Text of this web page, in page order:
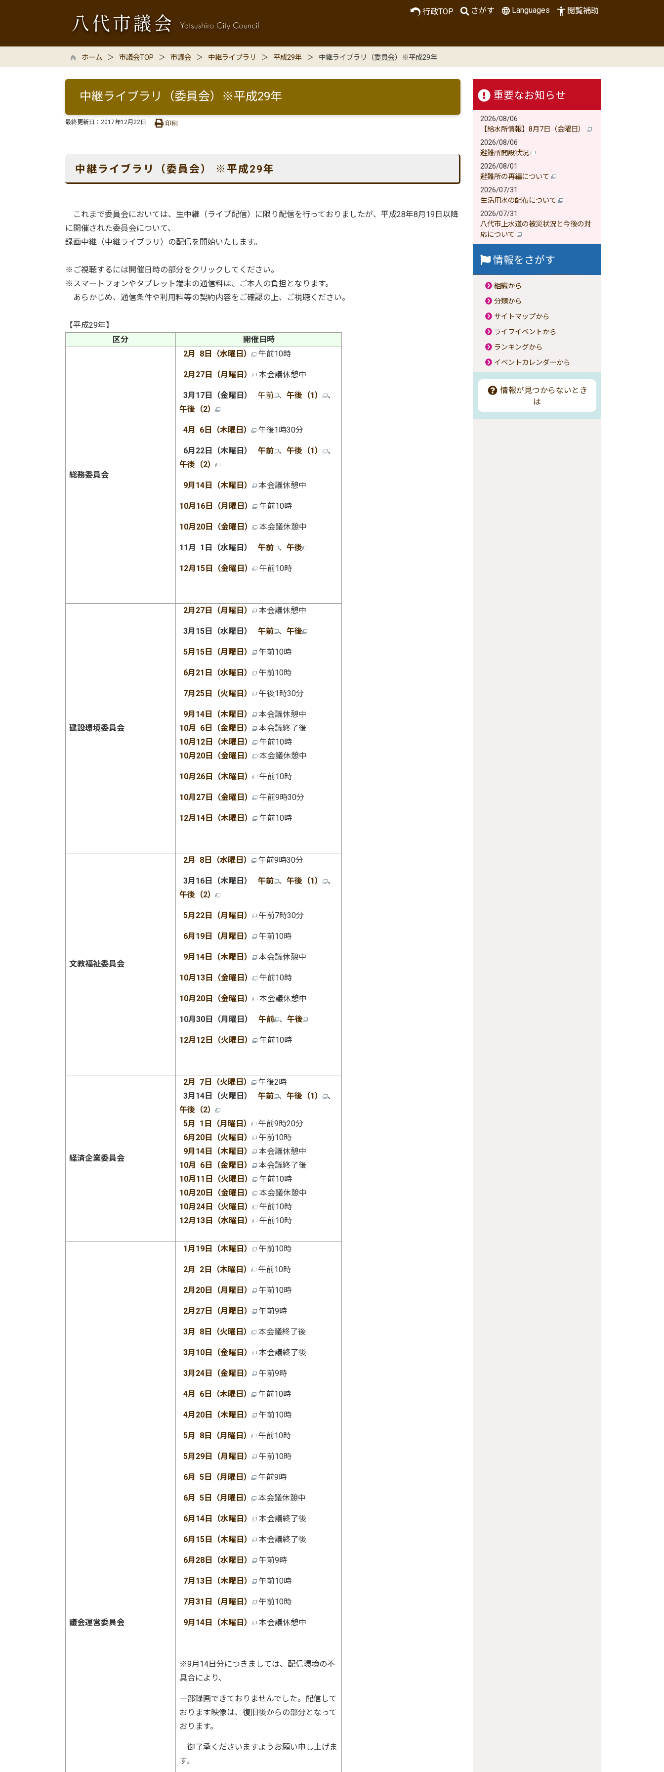
行政TOP さがす Languages 閲覧補助
ホーム 市議会TOP 市議会 中継ライブラリ 平成29年 中継ライブラリ（委員会）※平成29年
中継ライブラリ（委員会）※平成29年
最終更新日： 2017年12月22日 印刷
中継ライブラリ（委員会） ※平成29年
これまで委員会においては、生中継（ライブ配信）に限り配信を行っておりましたが、平成28年8月19日以降
に開催された委員会について、
録画中継（中継ライブラリ）の配信を開始いたします。
※ご視聴するには開催日時の部分をクリックしてください。
※スマートフォンやタブレット端末の通信料は、ご本人の負担となります。
あらかじめ、通信条件や利用料等の契約内容をご確認の上、ご視聴ください。
【平成29年】
区分
開催日時
総務委員会
2月 8日（水曜日） 午前10時
2月27日（月曜日） 本会議休憩中
3月17日（金曜日） 午前 、午後（1） 、
午後（2）
4月 6日（木曜日） 午後1時30分
6月22日（木曜日）午前 、午後（1） 、
午後（2）
9月14日（木曜日） 本会議休憩中
10月16日（月曜日） 午前10時
10月20日（金曜日） 本会議休憩中
11月 1日（水曜日） 午前 、午後
12月15日（金曜日） 午前10時
建設環境委員会
2月27日（月曜日） 本会議休憩中
3月15日（水曜日）午前 、午後
5月15日（月曜日） 午前10時
6月21日（水曜日） 午前10時
7月25日（火曜日） 午後1時30分
9月14日（木曜日）
本会議休憩中
10月 6日（金曜日）
本会議終了後
10月12日（木曜日）
午前10時
10月20日（金曜日）
本会議休憩中
10月26日（木曜日） 午前10時
10月27日（金曜日） 午前9時30分
12月14日（木曜日） 午前10時
文教福祉委員会
2月 8日（水曜日） 午前9時30分
3月16日（木曜日） 午前 、午後（1） 、
午後（2）
5月22日（月曜日） 午前7時30分
6月19日（月曜日） 午前10時
9月14日（木曜日） 本会議休憩中
10月13日（金曜日） 午前10時
10月20日（金曜日） 本会議休憩中
10月30日（月曜日） 午前 、午後
12月12日（火曜日） 午前10時
経済企業委員会
2月 7日（火曜日）
午後2時
3月14日（火曜日）午前 、午後（1） 、
午後（2）
5月 1日（月曜日）
午前9時20分
6月20日（火曜日）
午前10時
9月14日（木曜日）
本会議休憩中
10月 6日（金曜日）
本会議終了後
10月11日（火曜日）
午前10時
10月20日（金曜日）
本会議休憩中
10月24日（火曜日）
午前10時
12月13日（水曜日）
午前10時
議会運営委員会
1月19日（木曜日） 午前10時
2月 2日（木曜日） 午前10時
2月20日（月曜日） 午前10時
2月27日（月曜日） 午前9時
3月 8日（火曜日） 本会議終了後
3月10日（金曜日） 本会議終了後
3月24日（金曜日） 午前9時
4月 6日（木曜日） 午前10時
4月20日（木曜日） 午前10時
5月 8日（月曜日） 午前10時
5月29日（月曜日） 午前10時
6月 5日（月曜日） 午前9時
6月 5日（月曜日） 本会議休憩中
6月14日（水曜日） 本会議終了後
6月15日（木曜日） 本会議終了後
6月28日（水曜日） 午前9時
7月13日（木曜日） 午前10時
7月31日（月曜日） 午前10時
9月14日（木曜日） 本会議休憩中
※9月14日分につきましては、配信環境の不
具合により、
一部録画できておりませんでした。配信して
おります映像は、復旧後からの部分となって
おります。
御了承くださいますようお願い申し上げま
す。
重要なお知らせ
2026/08/06
【給水所情報】8月7日（金曜日）
2026/08/06
避難所開設状況
2026/08/01
避難所の再編について
2026/07/31
生活用水の配布について
2026/07/31
八代市上水道の被災状況と今後の対
応について
情報をさがす
組織から
分類から
サイトマップから
ライフイベントから
ランキングから
イベントカレンダーから
情報が見つからないとき
は